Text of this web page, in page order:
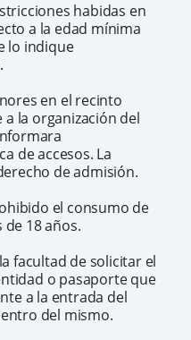
habidas en
a la edad mínima
lo indique
en el recinto
la organización del
de accesos. La
de admisión.
el consumo de
18 años.
facultad de solicitar el
o pasaporte que
a la entrada del
del mismo.